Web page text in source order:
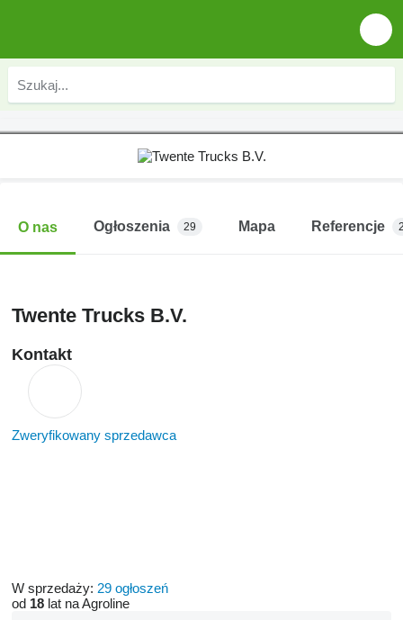
O nas Ogłoszenia 29 Mapa Referencje
Twente Trucks B.V.
Kontakt
Zweryfikowany sprzedawca
W sprzedaży: 29 ogłoszeń
od 18 lat na Agroline